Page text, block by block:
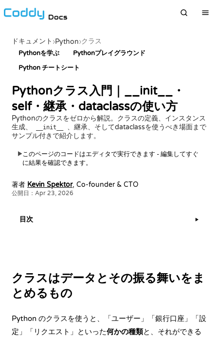
Docs
ドキュメント ›Python›クラス
Pythonを学ぶ
Pythonプレイグラウンド
Python チートシート
Pythonクラス入門｜__init__・
self・継承・dataclassの使い方
Pythonのクラスをゼロから解説。クラスの定義、インスタンス
生成、
__init__
、継承、そしてdataclassを使うべき場面まで
サンプル付きで紹介します。
▶このページのコードはエディタで実行できます - 編集してすぐ
に結果を確認できます。
著者 Kevin Spektor, Co-founder & CTO
公開日：Apr 23, 2026
クラスはデータとその振る舞いをま
とめるもの
Python のクラスを使うと、「ユーザー」「銀行口座」「設
定」「リクエスト」といった何かの種類と、それができる
目次 ▶